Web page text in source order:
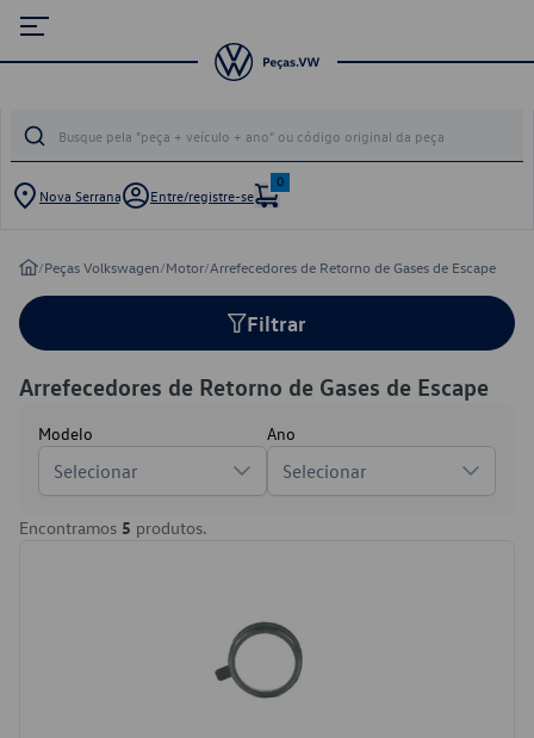
Nova Serrana Entre/registre-se
0
/Peças Volkswagen/Motor/Arrefecedores de Retorno de Gases de Escape
Filtrar
Arrefecedores de Retorno de Gases de Escape
Modelo
Selecionar
Ano
Selecionar
Encontramos 5 produtos.